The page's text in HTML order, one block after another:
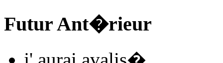
Futur Ant�rieur